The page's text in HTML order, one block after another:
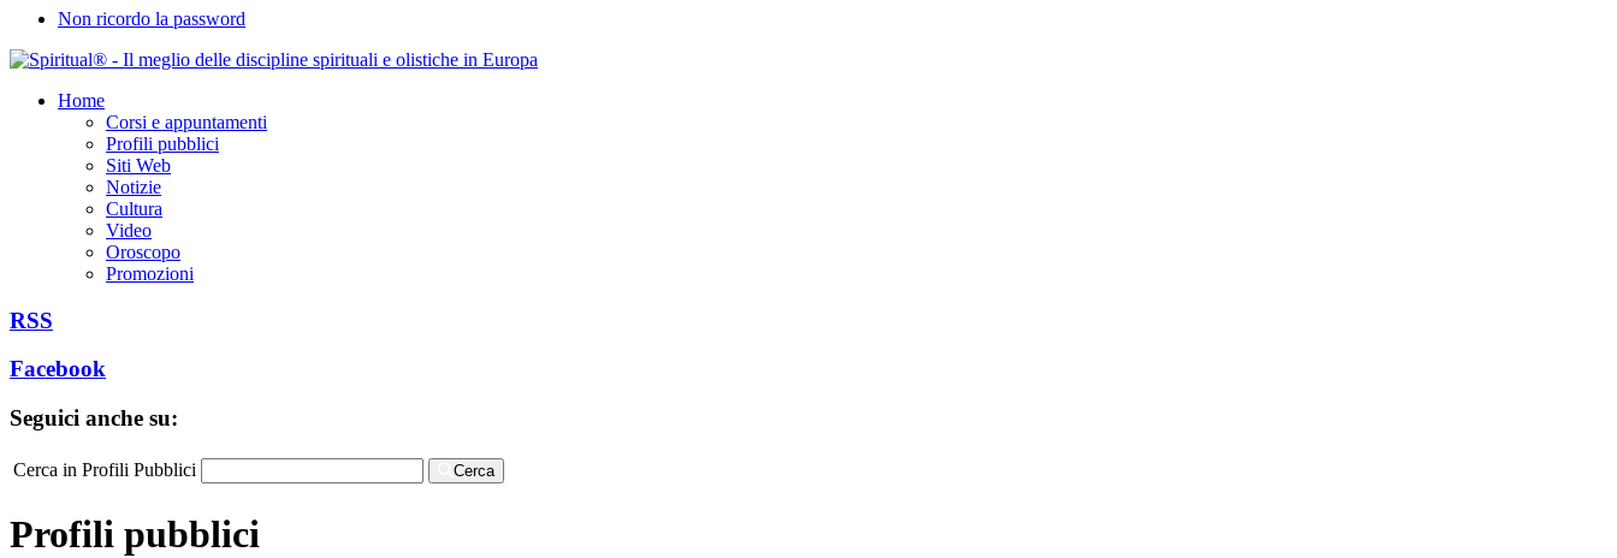
Non ricordo la password
Home
Corsi e appuntamenti
Profili pubblici
Siti Web
Notizie
Cultura
Video
Oroscopo
Promozioni
RSS
Facebook
Seguici anche su:
Cerca in Profili Pubblici Cerca
Profili pubblici